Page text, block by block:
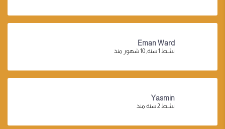
Eman Ward
نشط 1 سنة, 10 شهور منذ
Yasmin
نشط 2 سنة منذ